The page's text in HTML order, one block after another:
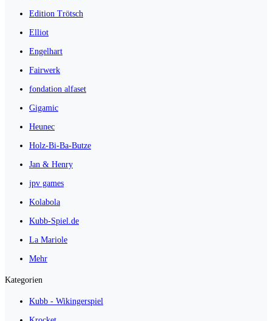
Edition Trötsch
Elliot
Engelhart
Fairwerk
fondation alfaset
Gigamic
Heunec
Holz-Bi-Ba-Butze
Jan & Henry
jpv games
Kolabola
Kubb-Spiel.de
La Mariole
Mehr
Kategorien
Kubb - Wikingerspiel